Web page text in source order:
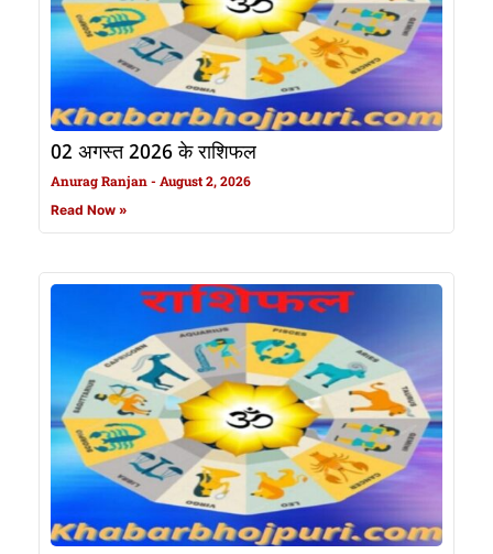
02 अगस्त 2026 के राशिफल
Anurag Ranjan August 2, 2026
Read Now »